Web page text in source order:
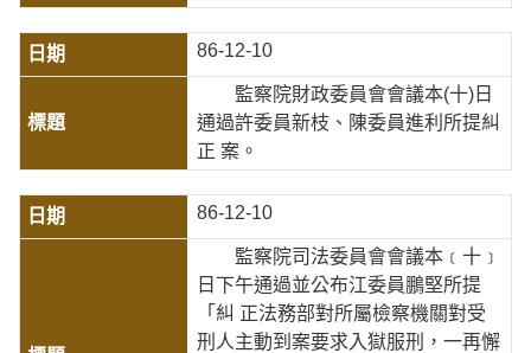
86-12-10
監察院財政委員會會議本(十)日
通過許委員新枝、陳委員進利所提糾
正 案。
86-12-10
監察院司法委員會會議本﹝十﹞
日下午通過並公布江委員鵬堅所提
「糾 正法務部對所屬檢察機關對受
刑人主動到案要求入獄服刑，一再懈